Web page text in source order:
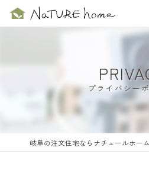
プライバシー